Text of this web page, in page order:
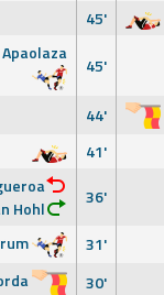
45'
45'
44'
41'
Hohl
36'
31'
30'